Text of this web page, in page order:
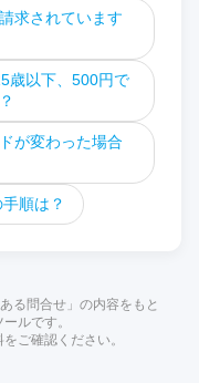
求されています
歳以下、500円で
が変わった場合
順は？
る問合せ」の内容をもと
ルです。
ご確認ください。